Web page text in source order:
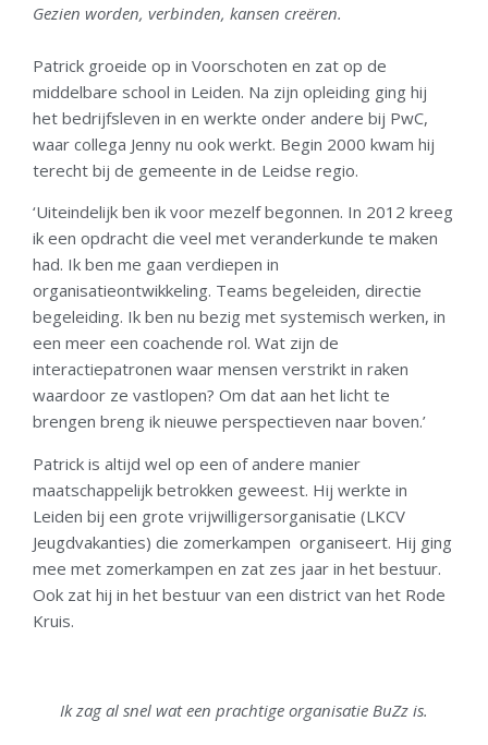
Gezien worden, verbinden, kansen creëren.
Patrick groeide op in Voorschoten en zat op de
middelbare school in Leiden. Na zijn opleiding ging hij
het bedrijfsleven in en werkte onder andere bij PwC,
waar collega Jenny nu ook werkt. Begin 2000 kwam hij
terecht bij de gemeente in de Leidse regio.
‘Uiteindelijk ben ik voor mezelf begonnen. In 2012 kreeg
ik een opdracht die veel met veranderkunde te maken
had. Ik ben me gaan verdiepen in
organisatieontwikkeling. Teams begeleiden, directie
begeleiding. Ik ben nu bezig met systemisch werken, in
een meer een coachende rol. Wat zijn de
interactiepatronen waar mensen verstrikt in raken
waardoor ze vastlopen? Om dat aan het licht te
brengen breng ik nieuwe perspectieven naar boven.’
Patrick is altijd wel op een of andere manier
maatschappelijk betrokken geweest. Hij werkte in
Leiden bij een grote vrijwilligersorganisatie (LKCV
Jeugdvakanties) die zomerkampen organiseert. Hij ging
mee met zomerkampen en zat zes jaar in het bestuur.
Ook zat hij in het bestuur van een district van het Rode
Kruis.
Ik zag al snel wat een prachtige organisatie BuZz is.